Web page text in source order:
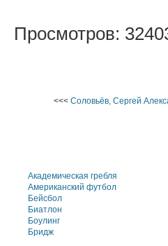
Просмотров:
<<< Соловьёв, Сергей
Академическая гребля
Американский футбол
Бейсбол
Биатлон
Боулинг
Бридж